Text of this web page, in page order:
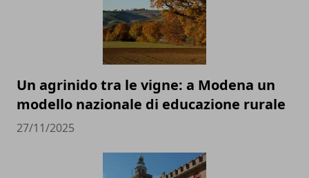
Un agrinido tra le vigne: a Modena un
modello nazionale di educazione rurale
27/11/2025